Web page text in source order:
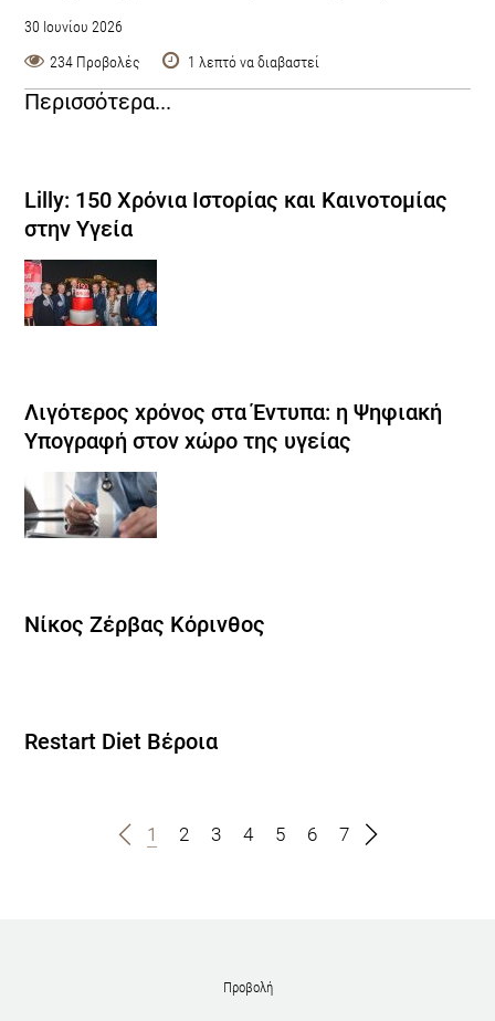
30 Ιουνίου 2026
234 Προβολές
1 λεπτό να διαβαστεί
Περισσότερα...
Lilly: 150 Χρόνια Ιστορίας και Καινοτομίας
στην Υγεία
Λιγότερος χρόνος στα Έντυπα: η Ψηφιακή
Υπογραφή στον χώρο της υγείας
Νίκος Ζέρβας Κόρινθος
Restart Diet Βέροια
1 2 3 4 5 6 7
Προβολή